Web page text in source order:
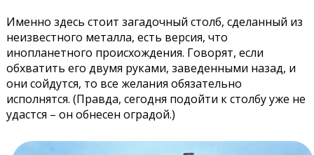
Именно здесь стоит загадочный столб, сделанный из
неизвестного металла, есть версия, что
инопланетного происхождения. Говорят, если
обхватить его двумя руками, заведенными назад, и
они сойдутся, то все желания обязательно
исполнятся. (Правда, сегодня подойти к столбу уже не
удастся – он обнесен оградой.)